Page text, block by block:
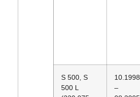
S 500, S
500 L
10.1998
–